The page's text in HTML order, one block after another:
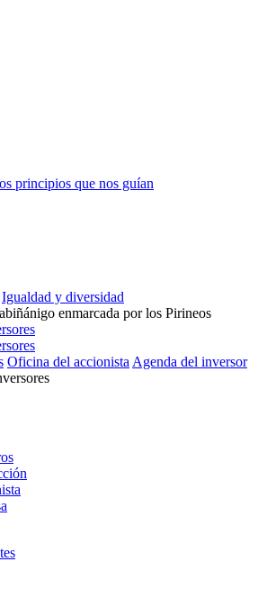
principios que nos guían
Igualdad y diversidad
Oficina del accionistaAgenda del inversor